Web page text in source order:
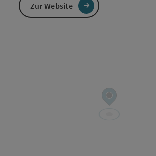
Zur Website